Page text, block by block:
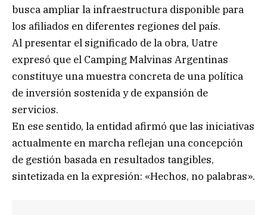
busca ampliar la infraestructura disponible para
los afiliados en diferentes regiones del país.
Al presentar el significado de la obra, Uatre
expresó que el Camping Malvinas Argentinas
constituye una muestra concreta de una política
de inversión sostenida y de expansión de
servicios.
En ese sentido, la entidad afirmó que las iniciativas
actualmente en marcha reflejan una concepción
de gestión basada en resultados tangibles,
sintetizada en la expresión: «Hechos, no palabras».